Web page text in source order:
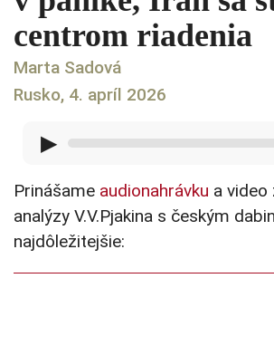
centrom riadenia
Marta Sadová
Rusko, 4. apríl 2026
▶
Prinášame audionahrávku a video
analýzy V.V.Pjakina s českým
najdôležitejšie: